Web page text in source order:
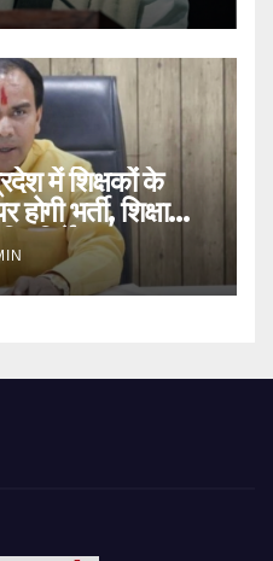
में शिक्षकों के
भर्ती, शिक्षा
निर्देश